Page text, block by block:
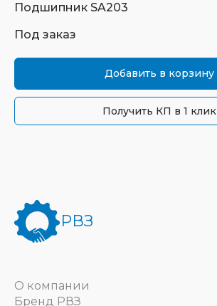
Подшипник SA203
Под заказ
Добавить в корзину
Получить КП в 1 клик
РВЗ
О компании
Бренд РВЗ